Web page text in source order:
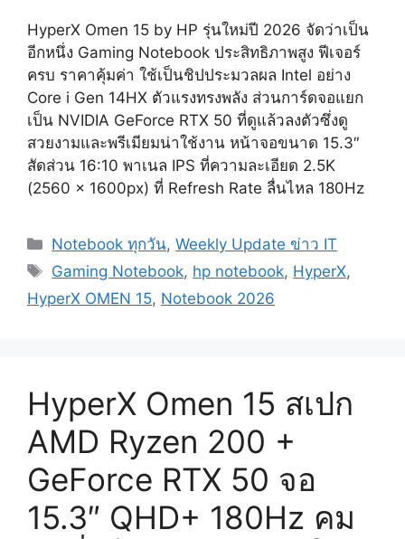
HyperX Omen 15 by HP รุ่นใหม่ปี 2026 จัดว่าเป็น
อีกหนึ่ง Gaming Notebook ประสิทธิภาพสูง ฟีเจอร์
ครบ ราคาคุ้มค่า ใช้เป็นชิปประมวลผล Intel อย่าง
Core i Gen 14HX ตัวแรงทรงพลัง ส่วนการ์ดจอแยก
เป็น NVIDIA GeForce RTX 50 ที่ดูแล้วลงตัวซึ่งดู
สวยงามและพรีเมียมน่าใช้งาน หน้าจอขนาด 15.3″
สัดส่วน 16:10 พาเนล IPS ที่ความละเอียด 2.5K
(2560 x 1600px) ที่ Refresh Rate ลื่นไหล 180Hz
Categories
Notebook ทุกวัน,Weekly Update ข่าว IT
Tags
Gaming Notebook, hp notebook, HyperX,
HyperX OMEN 15, Notebook 2026
HyperX Omen 15 สเปก
AMD Ryzen 200 +
GeForce RTX 50 จอ
15.3″ QHD+ 180Hz คม